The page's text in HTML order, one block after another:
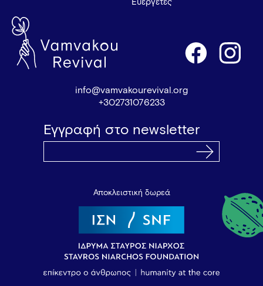
Ευεργέτες
info@vamvakourevival.org
+302731076233
Εγγραφή στο newsletter
Αποκλειστική δωρεά